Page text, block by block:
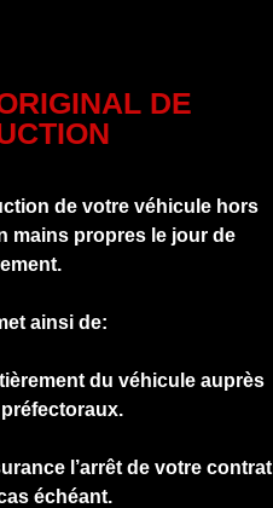
DE
de votre véhicule hors
mains propres le jour de
ainsi de:
du véhicule auprès
l’arrêt de votre contrat
échéant.